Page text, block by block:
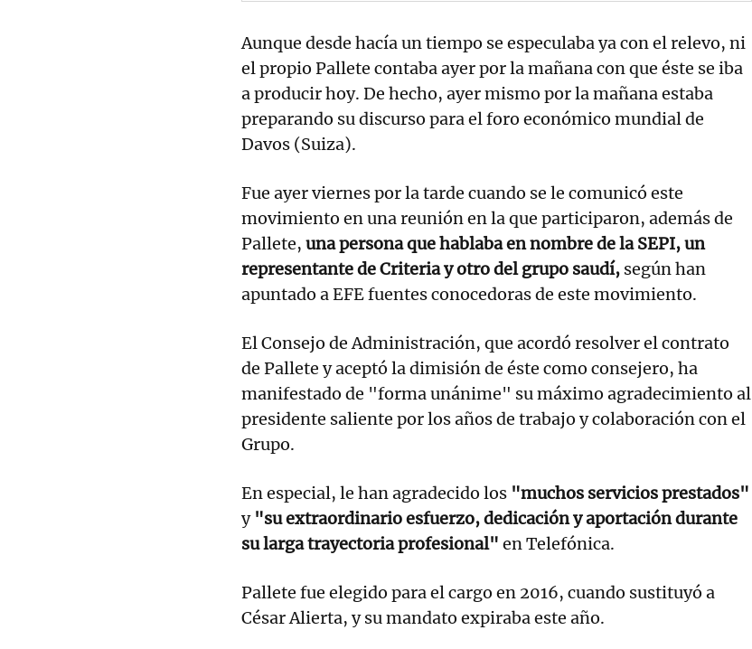
Aunque desde hacía un tiempo se especulaba ya con el relevo, ni
el propio Pallete contaba ayer por la mañana con que éste se iba
a producir hoy. De hecho, ayer mismo por la mañana estaba
preparando su discurso para el foro económico mundial de
Davos (Suiza).
Fue ayer viernes por la tarde cuando se le comunicó este
movimiento en una reunión en la que participaron, además de
Pallete, una persona que hablaba en nombre de la SEPI, un
representante de Criteria y otro del grupo saudí, según han
apuntado a EFE fuentes conocedoras de este movimiento.
El Consejo de Administración, que acordó resolver el contrato
de Pallete y aceptó la dimisión de éste como consejero, ha
manifestado de "forma unánime" su máximo agradecimiento al
presidente saliente por los años de trabajo y colaboración con el
Grupo.
En especial, le han agradecido los "muchos servicios prestados"
y "su extraordinario esfuerzo, dedicación y aportación durante
su larga trayectoria profesional" en Telefónica.
Pallete fue elegido para el cargo en 2016, cuando sustituyó a
César Alierta, y su mandato expiraba este año.